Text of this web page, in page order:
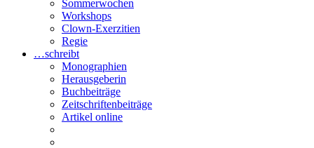
Sommerwochen
Workshops
Clown-Exerzitien
Regie
…schreibt
Monographien
Herausgeberin
Buchbeiträge
Zeitschriftenbeiträge
Artikel online